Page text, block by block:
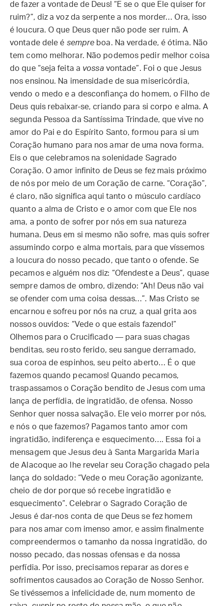
de fazer a vontade de Deus! “E se o que Ele quiser for
ruim?”, diz a voz da serpente a nos morder… Ora, isso
é loucura. O que Deus quer não pode ser ruim. A
vontade dele é sempre boa. Na verdade, é ótima. Não
tem como melhorar. Não podemos pedir melhor coisa
do que “seja feita a vossa vontade”. Foi o que Jesus
nos ensinou. Na imensidade de sua misericórdia,
vendo o medo e a desconfiança do homem, o Filho de
Deus quis rebaixar-se, criando para si corpo e alma. A
segunda Pessoa da Santíssima Trindade, que vive no
amor do Pai e do Espírito Santo, formou para si um
Coração humano para nos amar de uma nova forma.
Eis o que celebramos na solenidade Sagrado
Coração. O amor infinito de Deus se fez mais próximo
de nós por meio de um Coração de carne. “Coração”,
é claro, não significa aqui tanto o músculo cardíaco
quanto a alma de Cristo e o amor com que Ele nos
ama, a ponto de sofrer por nós em sua natureza
humana. Deus em si mesmo não sofre, mas quis sofrer
assumindo corpo e alma mortais, para que víssemos
a loucura do nosso pecado, que tanto o ofende. Se
pecamos e alguém nos diz: “Ofendeste a Deus”, quase
sempre damos de ombro, dizendo: “Ah! Deus não vai
se ofender com uma coisa dessas…”. Mas Cristo se
encarnou e sofreu por nós na cruz, a qual grita aos
nossos ouvidos: “Vede o que estais fazendo!”
Olhemos para o Crucificado — para suas chagas
benditas, seu rosto ferido, seu sangue derramado,
sua coroa de espinhos, seu peito aberto… É o que
fazemos quando pecamos! Quando pecamos,
traspassamos o Coração bendito de Jesus com uma
lança de perfídia, de ingratidão, de ofensa. Nosso
Senhor quer nossa salvação. Ele veio morrer por nós,
e nós o que fazemos? Pagamos tanto amor com
ingratidão, indiferença e esquecimento…. Essa foi a
mensagem que Jesus deu à Santa Margarida Maria
de Alacoque ao lhe revelar seu Coração chagado pela
lança do soldado: “Vede o meu Coração agonizante,
cheio de dor porque só recebe ingratidão e
esquecimento”. Celebrar o Sagrado Coração de
Jesus é dar-nos conta de que Deus se fez homem
para nos amar com imenso amor, e assim finalmente
compreendermos o tamanho da nossa ingratidão, do
nosso pecado, das nossas ofensas e da nossa
perfídia. Por isso, precisamos reparar as dores e
sofrimentos causados ao Coração de Nosso Senhor.
Se tivéssemos a infelicidade de, num momento de